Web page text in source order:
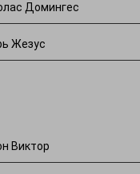
Домингес
Жезус
Виктор